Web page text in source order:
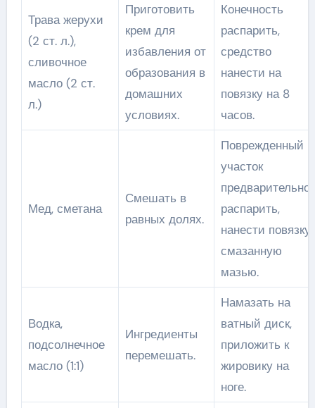
Трава жерухи
(2 ст. л.),
сливочное
масло (2 ст.
л.)
Приготовить
крем для
избавления от
образования в
домашних
условиях.
Конечность
распарить,
средство
нанести на
повязку на 8
часов.
Мед, сметана
Смешать в
равных долях.
Поврежденный
участок
предварительно
распарить,
нанести повязку,
смазанную
мазью.
Водка,
подсолнечное
масло (1:1)
Ингредиенты
перемешать.
Намазать на
ватный диск,
приложить к
жировику на
ноге.